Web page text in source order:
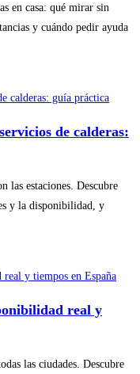
en casa: qué mirar sin
y cuándo pedir ayuda
de calderas:
las estaciones. Descubre
y la disponibilidad, y
real y
las ciudades. Descubre